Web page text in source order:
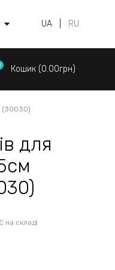
UA RU
Кошик (0.00грн)
(30030)
для
Є на складі